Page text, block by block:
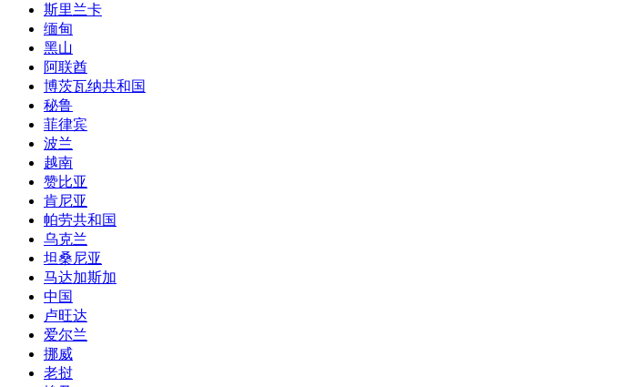
斯里兰卡
缅甸
黑山
阿联酋
博茨瓦纳共和国
秘鲁
菲律宾
波兰
越南
赞比亚
肯尼亚
帕劳共和国
乌克兰
坦桑尼亚
马达加斯加
中国
卢旺达
爱尔兰
挪威
老挝